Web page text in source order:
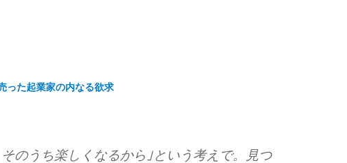
った起業家の内なる欲求
のうち楽しくなるから｣という考えで。見つ